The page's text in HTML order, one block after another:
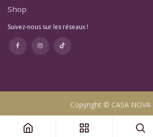
Shop
Suivez-nous sur les réseaux !
Copyright © CASA NOVA